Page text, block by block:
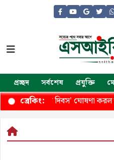
প্রচ্ছদ সর্বশেষ প্রযুক্তি
ব্রেকিং:
‘নতুন দিবস’ ঘোষণা করল